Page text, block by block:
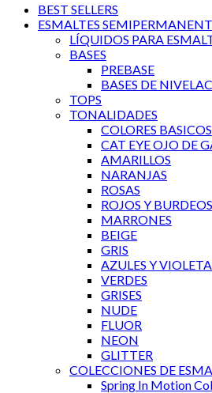
BEST SELLERS
ESMALTES
LÍQUIDOS PARA
BASES
PREBASE
BASES DE
TOPS
TONALIDADES
COLORES BASICOS
CAT EYE OJO DE
AMARILLOS
NARANJAS
ROSAS
ROJOS Y BURDEOS
MARRONES
BEIGE
GRIS
AZULES Y
VERDES
GRISES
NUDE
FLUOR
NEON
GLITTER
COLECCIONES DE
Spring In Motion